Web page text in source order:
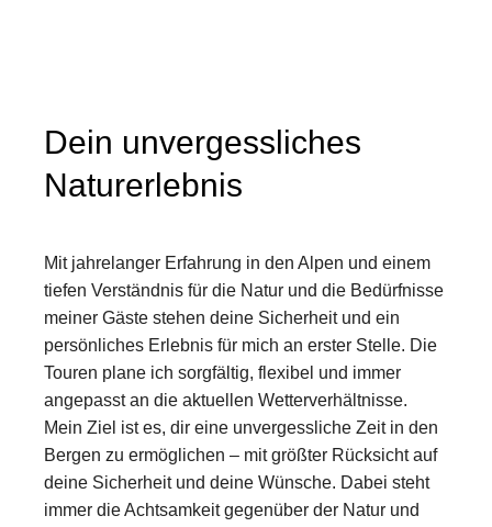
Dein unvergessliches
Naturerlebnis
Mit jahrelanger Erfahrung in den Alpen und einem
tiefen Verständnis für die Natur und die Bedürfnisse
meiner Gäste stehen deine Sicherheit und ein
persönliches Erlebnis für mich an erster Stelle. Die
Touren plane ich sorgfältig, flexibel und immer
angepasst an die aktuellen Wetterverhältnisse.
Mein Ziel ist es, dir eine unvergessliche Zeit in den
Bergen zu ermöglichen – mit größter Rücksicht auf
deine Sicherheit und deine Wünsche. Dabei steht
immer die Achtsamkeit gegenüber der Natur und